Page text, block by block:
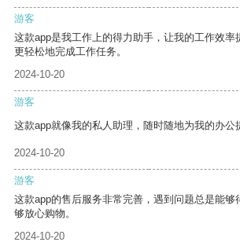
游客
这款app是我工作上的得力助手，让我的工作效率
更轻松地完成工作任务。
2024-10-20
游客
这款app就像我的私人助理，随时随地为我的办公
2024-10-20
游客
这款app的售后服务非常完善，遇到问题总是能够
够放心购物。
2024-10-20